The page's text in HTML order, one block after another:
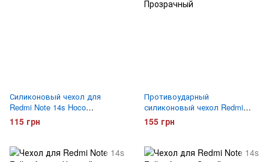
Силиконовый чехол для
Redmi Note 14s Hoco
ультратонкий Прозрачный
115 грн
Противоударный
силиконовый чехол Redmi
Note 14s Gelius Proof
Прозрачный
155 грн